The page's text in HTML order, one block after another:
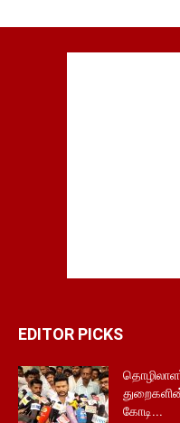
EDITOR PICKS
கோடி...